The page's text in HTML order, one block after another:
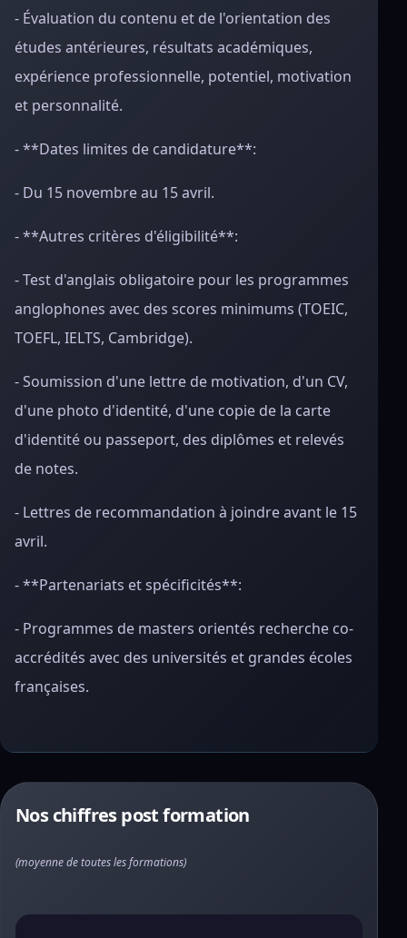
- Évaluation du contenu et de l'orientation des
études antérieures, résultats académiques,
expérience professionnelle, potentiel, motivation
et personnalité.
- **Dates limites de candidature**:
- Du 15 novembre au 15 avril.
- **Autres critères d'éligibilité**:
- Test d'anglais obligatoire pour les programmes
anglophones avec des scores minimums (TOEIC,
TOEFL, IELTS, Cambridge).
- Soumission d'une lettre de motivation, d'un CV,
d'une photo d'identité, d'une copie de la carte
d'identité ou passeport, des diplômes et relevés
de notes.
- Lettres de recommandation à joindre avant le 15
avril.
- **Partenariats et spécificités**:
- Programmes de masters orientés recherche co-
accrédités avec des universités et grandes écoles
françaises.
Nos chiffres post formation
(moyenne de toutes les formations)